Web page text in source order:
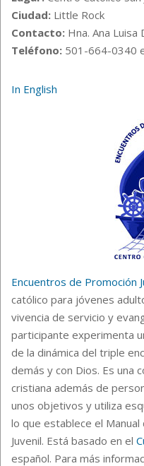
Ciudad: Little Rock
Contacto: Hna. Ana Luisa
Teléfono: 501-664-0340
In English
Encuentros de Promoción
católico para jóvenes
vivencia de servicio y
participante experimenta
de la dinámica del triple
demás y con Dios. Es una
cristiana además de
unos objetivos y utiliza
lo que establece el
Juvenil. Está basado en el
español. Para más